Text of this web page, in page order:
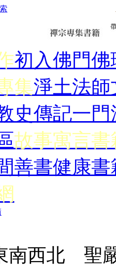
初入佛門佛
集淨土法師
史傳記一門
故事寓言書
善書健康書
南西北 聖